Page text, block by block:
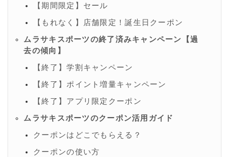
【期間限定】セール
【もれなく】店舗限定！誕生日クーポン
ムラサキスポーツの終了済みキャンペーン【過
去の傾向】
【終了】学割キャンペーン
【終了】ポイント増量キャンペーン
【終了】アプリ限定クーポン
ムラサキスポーツのクーポン活用ガイド
クーポンはどこでもらえる？
クーポンの使い方